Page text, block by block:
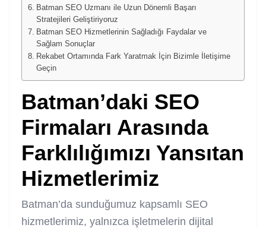
Batman SEO Uzmanı ile Uzun Dönemli Başarı
Stratejileri Geliştiriyoruz
Batman SEO Hizmetlerinin Sağladığı Faydalar ve
Sağlam Sonuçlar
Rekabet Ortamında Fark Yaratmak İçin Bizimle İletişime
Geçin
Batman’daki SEO
Firmaları Arasında
Farklılığımızı Yansıtan
Hizmetlerimiz
Batman’da sunduğumuz kapsamlı SEO
hizmetlerimiz, yalnızca işletmelerin dijital